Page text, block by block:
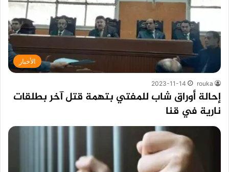
الأخبار
rouka
2023-11-14
إحالة أوراق شاب للمفتي بتهمة قتل آخر بطلقات
نارية في قنا